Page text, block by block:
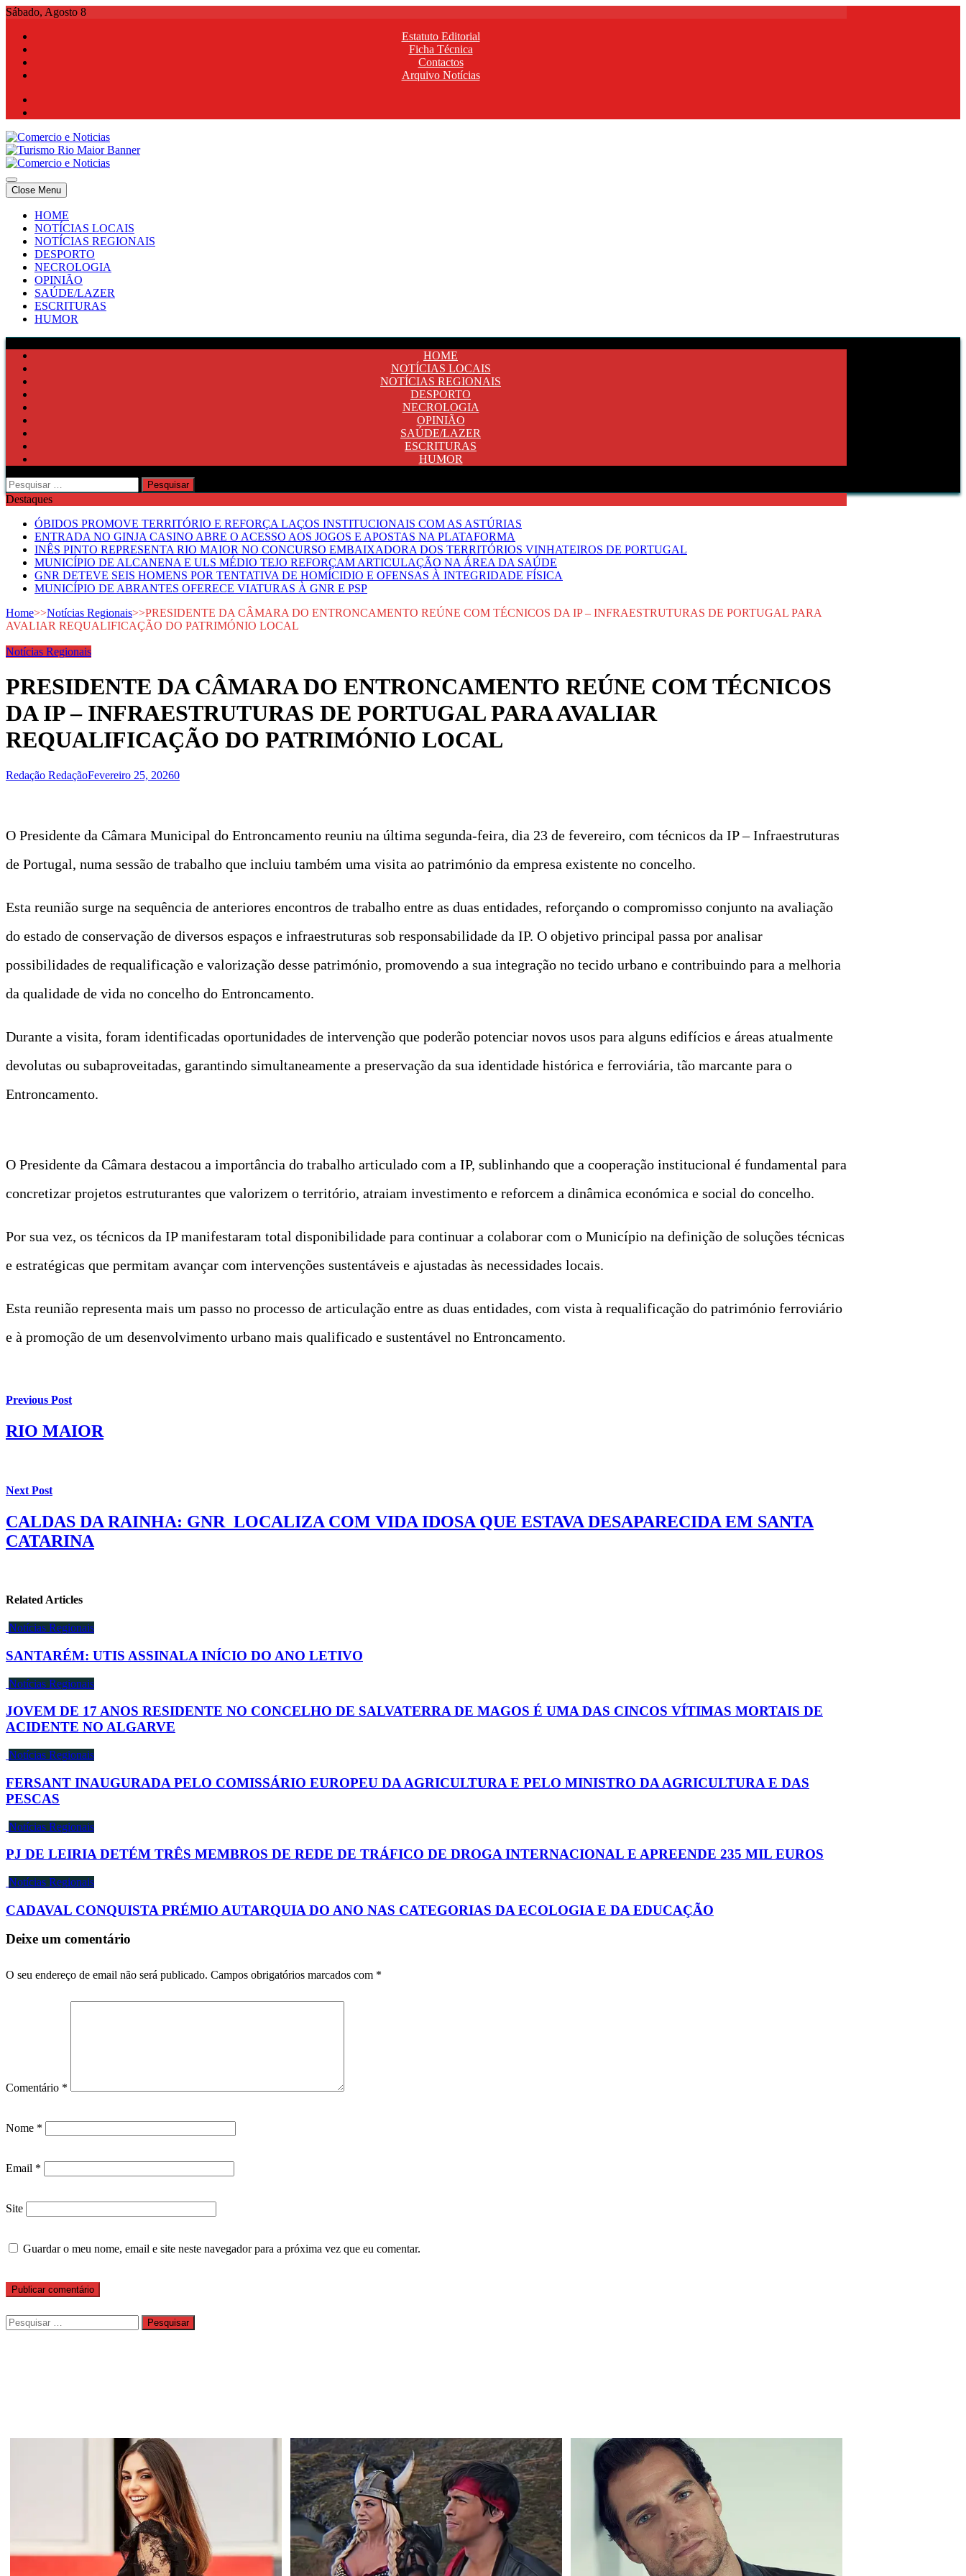
Skip
content
Sábado, Agosto 8
Estatuto Editorial
Ficha Técnica
Contactos
Arquivo Notícias
Comercio e Noticias
Notícias e Publicidade Online
Comercio e Noticias
Notícias e Publicidade Online
Close Menu
HOME
NOTÍCIAS LOCAIS
NOTÍCIAS REGIONAIS
DESPORTO
NECROLOGIA
OPINIÃO
SAÚDE/LAZER
ESCRITURAS
HUMOR
HOME
NOTÍCIAS LOCAIS
NOTÍCIAS REGIONAIS
DESPORTO
NECROLOGIA
OPINIÃO
SAÚDE/LAZER
ESCRITURAS
HUMOR
Pesquisar
por:
Destaques
ÓBIDOS PROMOVE TERRITÓRIO E REFORÇA LAÇOS INSTITUCIONAIS COM AS ASTÚRIAS
ENTRADA NO GINJA CASINO ABRE O ACESSO AOS JOGOS E APOSTAS NA PLATAFORMA
INÊS PINTO REPRESENTA RIO MAIOR NO CONCURSO EMBAIXADORA DOS TERRITÓRIOS VINHATEIROS DE PORTUGAL
MUNICÍPIO DE ALCANENA E ULS MÉDIO TEJO REFORÇAM ARTICULAÇÃO NA ÁREA DA SAÚDE
GNR DETEVE SEIS HOMENS POR TENTATIVA DE HOMÍCIDIO E OFENSAS À INTEGRIDADE FÍSICA
MUNICÍPIO DE ABRANTES OFERECE VIATURAS À GNR E PSP
Home>>Notícias Regionais>>PRESIDENTE DA CÂMARA DO ENTRONCAMENTO REÚNE COM TÉCNICOS DA IP – INFRAESTRUTURAS DE PORTUGAL PARA
AVALIAR REQUALIFICAÇÃO DO PATRIMÓNIO LOCAL
Notícias Regionais
PRESIDENTE DA CÂMARA DO ENTRONCAMENTO REÚNE COM TÉCNICOS
DA IP – INFRAESTRUTURAS DE PORTUGAL PARA AVALIAR
REQUALIFICAÇÃO DO PATRIMÓNIO LOCAL
Redação RedaçãoFevereiro 25, 20260
O Presidente da Câmara Municipal do Entroncamento reuniu na última segunda-feira, dia 23 de fevereiro, com técnicos da IP – Infraestruturas
de Portugal, numa sessão de trabalho que incluiu também uma visita ao património da empresa existente no concelho.
Esta reunião surge na sequência de anteriores encontros de trabalho entre as duas entidades, reforçando o compromisso conjunto na avaliação
do estado de conservação de diversos espaços e infraestruturas sob responsabilidade da IP. O objetivo principal passa por analisar
possibilidades de requalificação e valorização desse património, promovendo a sua integração no tecido urbano e contribuindo para a melhoria
da qualidade de vida no concelho do Entroncamento.
Durante a visita, foram identificadas oportunidades de intervenção que poderão potenciar novos usos para alguns edifícios e áreas atualmente
devolutas ou subaproveitadas, garantindo simultaneamente a preservação da sua identidade histórica e ferroviária, tão marcante para o
Entroncamento.
O Presidente da Câmara destacou a importância do trabalho articulado com a IP, sublinhando que a cooperação institucional é fundamental para
concretizar projetos estruturantes que valorizem o território, atraiam investimento e reforcem a dinâmica económica e social do concelho.
Por sua vez, os técnicos da IP manifestaram total disponibilidade para continuar a colaborar com o Município na definição de soluções técnicas
e estratégicas que permitam avançar com intervenções sustentáveis e ajustadas às necessidades locais.
Esta reunião representa mais um passo no processo de articulação entre as duas entidades, com vista à requalificação do património ferroviário
e à promoção de um desenvolvimento urbano mais qualificado e sustentável no Entroncamento.
Previous Post
RIO MAIOR
Next Post
CALDAS DA RAINHA: GNR LOCALIZA COM VIDA IDOSA QUE ESTAVA DESAPARECIDA EM SANTA
CATARINA
Related Articles
Notícias Regionais
SANTARÉM: UTIS ASSINALA INÍCIO DO ANO LETIVO
Notícias Regionais
JOVEM DE 17 ANOS RESIDENTE NO CONCELHO DE SALVATERRA DE MAGOS É UMA DAS CINCOS VÍTIMAS MORTAIS DE
ACIDENTE NO ALGARVE
Notícias Regionais
FERSANT INAUGURADA PELO COMISSÁRIO EUROPEU DA AGRICULTURA E PELO MINISTRO DA AGRICULTURA E DAS
PESCAS
Notícias Regionais
PJ DE LEIRIA DETÉM TRÊS MEMBROS DE REDE DE TRÁFICO DE DROGA INTERNACIONAL E APREENDE 235 MIL EUROS
Notícias Regionais
CADAVAL CONQUISTA PRÉMIO AUTARQUIA DO ANO NAS CATEGORIAS DA ECOLOGIA E DA EDUCAÇÃO
Deixe um comentário
O seu endereço de email não será publicado. Campos obrigatórios marcados com *
Comentário *
Nome *
Email *
Site
Guardar o meu nome, email e site neste navegador para a próxima vez que eu comentar.
Pesquisar
por: